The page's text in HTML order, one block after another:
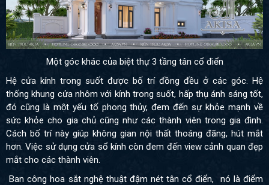
Một góc khác của biệt thự 3 tầng tân cổ điển
Hệ cửa kính trong suốt được bố trí đồng đều ở các góc. Hệ
thống khung cửa nhôm với kính trong suốt, hấp thụ ánh sáng tốt,
đó cũng là một yếu tố phong thủy, đem đến sự khỏe mạnh về
sức khỏe cho gia chủ cũng như các thành viên trong gia đình.
Cách bố trí này giúp không gian nội thất thoáng đãng, hút mắt
hơn. Việc sử dụng cửa sổ kính còn đem đến view cảnh quan đẹp
mắt cho các thành viên.
Ban công hoa sắt nghệ thuật đậm nét tân cổ điển, nó là điểm